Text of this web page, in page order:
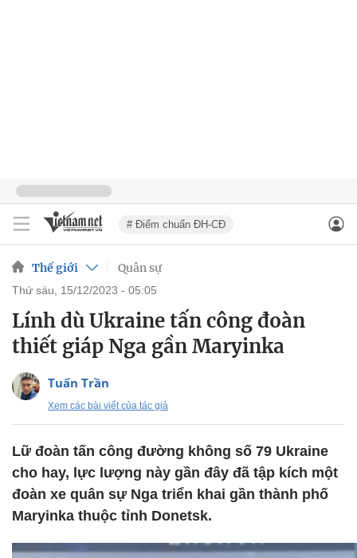
# Điểm chuẩn ĐH-CĐ
Thế giới Quân sự
thứ sáu, 15/12/2023 - 05:05
Lính dù Ukraine tấn công đoàn
thiết giáp Nga gần Maryinka
Tuấn Trần
Xem các bài viết của tác giả
Lữ đoàn tấn công đường không số 79 Ukraine
cho hay, lực lượng này gần đây đã tập kích một
đoàn xe quân sự Nga triển khai gần thành phố
Maryinka thuộc tỉnh Donetsk.